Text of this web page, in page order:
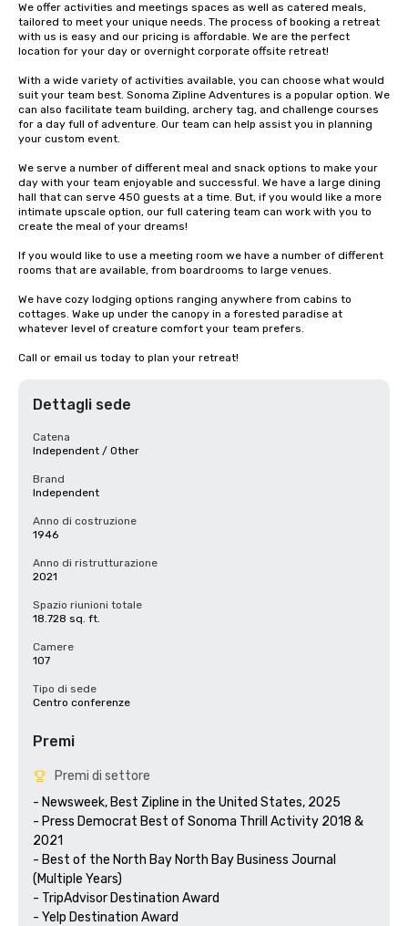
We offer activities and meetings spaces as well as catered meals,
tailored to meet your unique needs. The process of booking a retreat
with us is easy and our pricing is affordable. We are the perfect
location for your day or overnight corporate offsite retreat!
With a wide variety of activities available, you can choose what would
suit your team best. Sonoma Zipline Adventures is a popular option. We
can also facilitate team building, archery tag, and challenge courses
for a day full of adventure. Our team can help assist you in planning
your custom event.
We serve a number of different meal and snack options to make your
day with your team enjoyable and successful. We have a large dining
hall that can serve 450 guests at a time. But, if you would like a more
intimate upscale option, our full catering team can work with you to
create the meal of your dreams!
If you would like to use a meeting room we have a number of different
rooms that are available, from boardrooms to large venues.
We have cozy lodging options ranging anywhere from cabins to
cottages. Wake up under the canopy in a forested paradise at
whatever level of creature comfort your team prefers.
Call or email us today to plan your retreat!
Dettagli sede
Catena
Independent / Other
Brand
Independent
Anno di costruzione
1946
Anno di ristrutturazione
2021
Spazio riunioni totale
18.728 sq. ft.
Camere
107
Tipo di sede
Centro conferenze
Premi
Premi di settore
- Newsweek, Best Zipline in the United States, 2025
- Press Democrat Best of Sonoma Thrill Activity 2018 &
2021
- Best of the North Bay North Bay Business Journal
(Multiple Years)
- TripAdvisor Destination Award
- Yelp Destination Award